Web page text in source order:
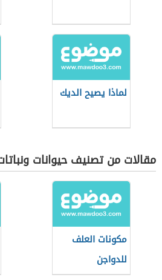
لماذا يصيح الديك
مقالات من تصنيف حيوانات
مكونات العلف
للدواجن